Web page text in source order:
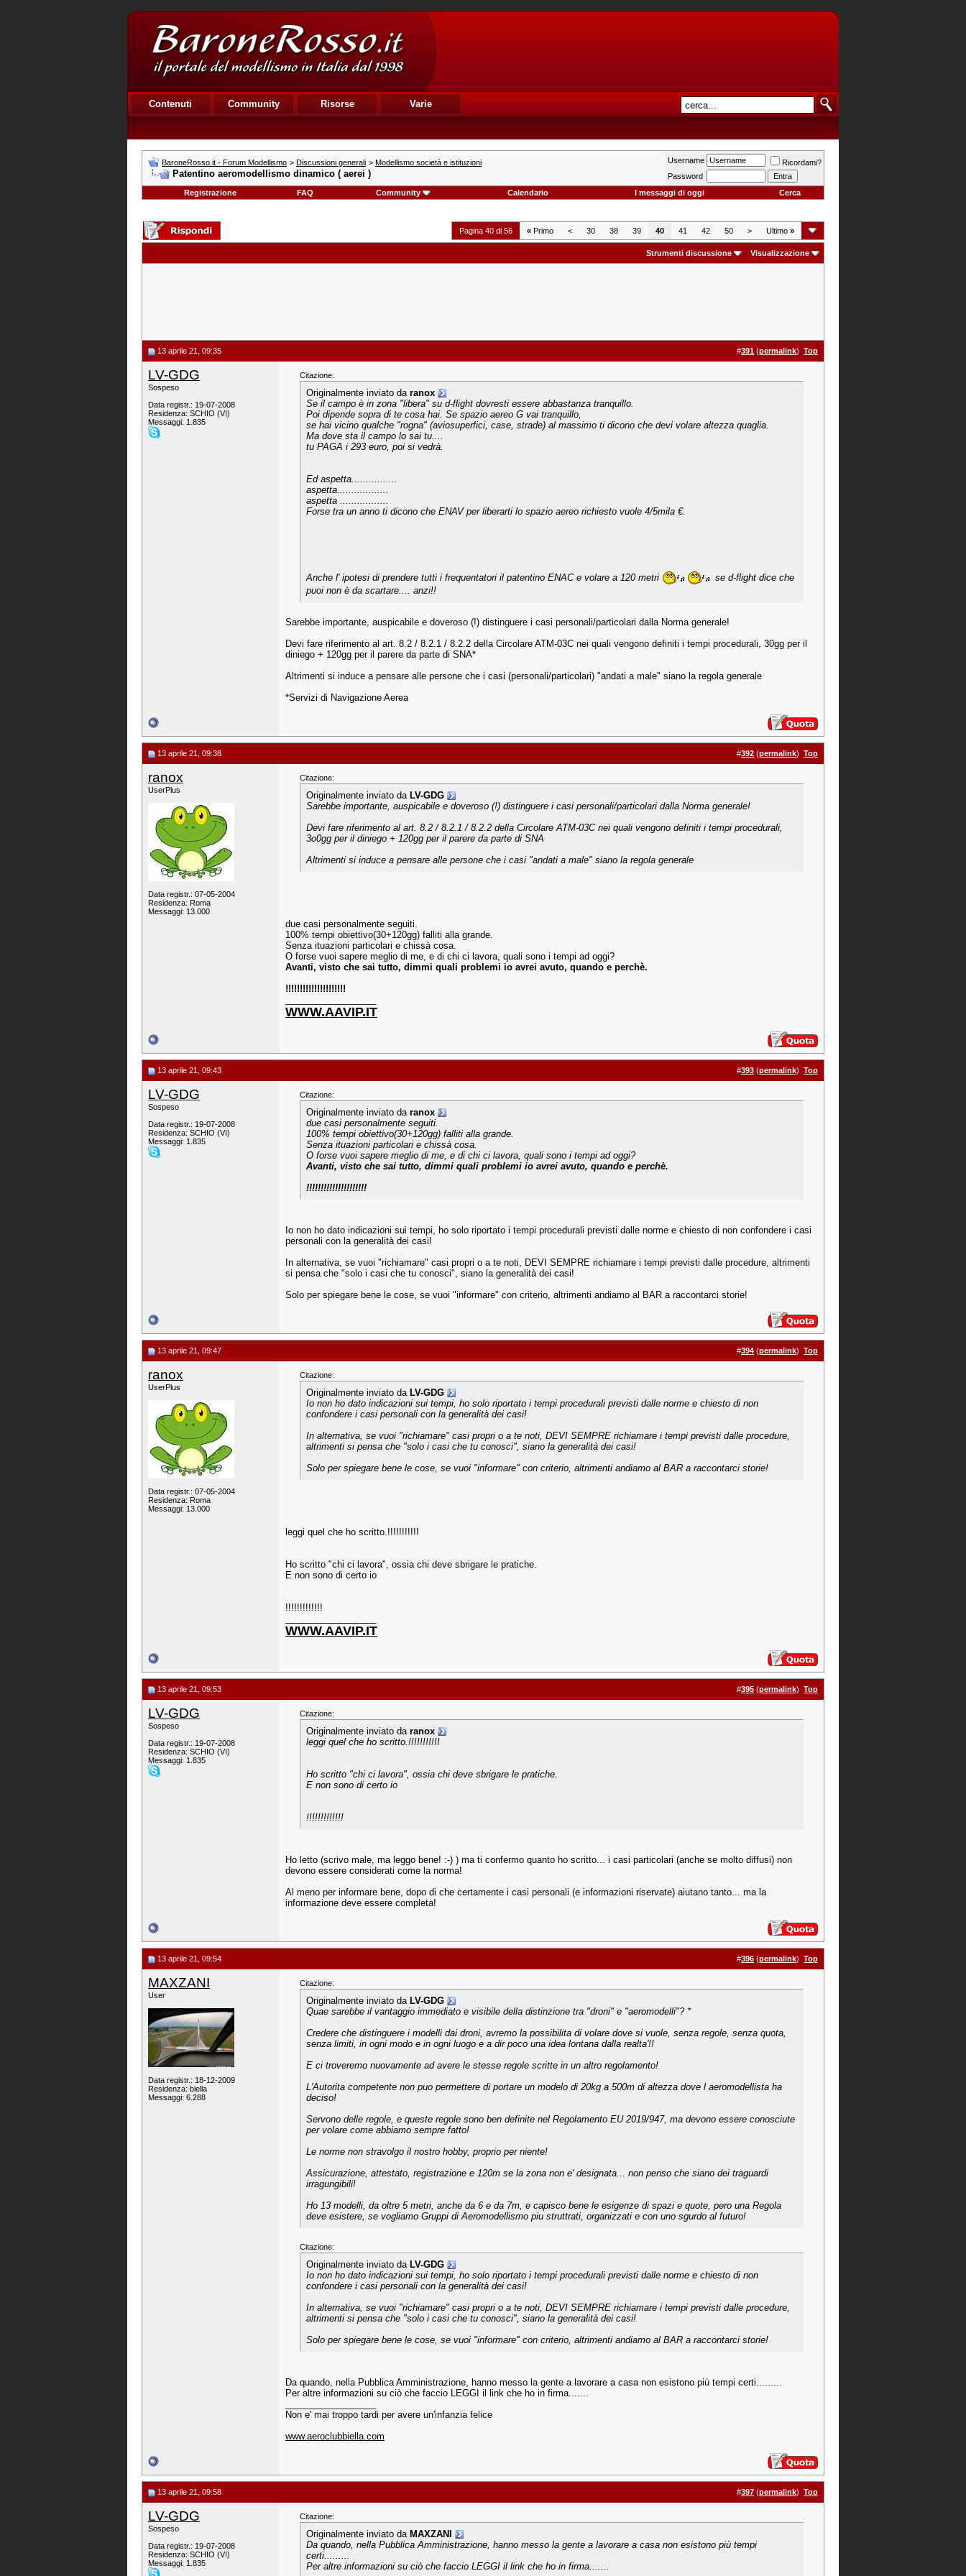
Contenuti Community Risorse Varie
BaroneRosso.it - Forum Modellismo > Discussioni generali > Modellismo società e istituzioni
Patentino aeromodellismo dinamico ( aerei )
Username
Ricordami?
Password
Registrazione
FAQ Community Calendario I messaggi di oggi Cerca
Pagina 40 di 56 « Primo < 30 38 39 40 41 42 50 > Ultimo »
Strumenti discussione Visualizzazione
13 aprile 21, 09:35 #391 (permalink) Top
LV-GDG
Sospeso
Data registr.: 19-07-2008
Residenza: SCHIO (VI)
Messaggi: 1.835
Citazione:
Originalmente inviato da ranox
Se il campo è in zona "libera" su d-flight dovresti essere abbastanza tranquillo.
Poi dipende sopra di te cosa hai. Se spazio aereo G vai tranquillo,
se hai vicino qualche "rogna" (aviosuperfici, case, strade) al massimo ti dicono che devi volare altezza quaglia.
Ma dove sta il campo lo sai tu....
tu PAGA i 293 euro, poi si vedrà.
Ed aspetta................
aspetta..................
aspetta .................
Forse tra un anno ti dicono che ENAV per liberarti lo spazio aereo richiesto vuole 4/5mila €.
Anche l' ipotesi di prendere tutti i frequentatori il patentino ENAC e volare a 120 metri
se d-flight dice che
puoi non è da scartare.... anzi!!
Sarebbe importante, auspicabile e doveroso (!) distinguere i casi personali/particolari dalla Norma generale!
Devi fare riferimento al art. 8.2 / 8.2.1 / 8.2.2 della Circolare ATM-03C nei quali vengono definiti i tempi procedurali, 30gg per il
diniego + 120gg per il parere da parte di SNA*
Altrimenti si induce a pensare alle persone che i casi (personali/particolari) "andati a male" siano la regola generale
*Servizi di Navigazione Aerea
13 aprile 21, 09:38 #392 (permalink) Top
ranox
UserPlus
Data registr.: 07-05-2004
Residenza: Roma
Messaggi: 13.000
Citazione:
Originalmente inviato da LV-GDG
Sarebbe importante, auspicabile e doveroso (!) distinguere i casi personali/particolari dalla Norma generale!
Devi fare riferimento al art. 8.2 / 8.2.1 / 8.2.2 della Circolare ATM-03C nei quali vengono definiti i tempi procedurali,
3o0gg per il diniego + 120gg per il parere da parte di SNA
Altrimenti si induce a pensare alle persone che i casi "andati a male" siano la regola generale
due casi personalmente seguiti.
100% tempi obiettivo(30+120gg) falliti alla grande.
Senza ituazioni particolari e chissà cosa.
O forse vuoi sapere meglio di me, e di chi ci lavora, quali sono i tempi ad oggi?
Avanti, visto che sai tutto, dimmi quali problemi io avrei avuto, quando e perchè.
!!!!!!!!!!!!!!!!!!!!!
WWW.AAVIP.IT
13 aprile 21, 09:43 #393 (permalink) Top
LV-GDG
Sospeso
Data registr.: 19-07-2008
Residenza: SCHIO (VI)
Messaggi: 1.835
Citazione:
Originalmente inviato da ranox
due casi personalmente seguiti.
100% tempi obiettivo(30+120gg) falliti alla grande.
Senza ituazioni particolari e chissà cosa.
O forse vuoi sapere meglio di me, e di chi ci lavora, quali sono i tempi ad oggi?
Avanti, visto che sai tutto, dimmi quali problemi io avrei avuto, quando e perchè.
!!!!!!!!!!!!!!!!!!!!!
Io non ho dato indicazioni sui tempi, ho solo riportato i tempi procedurali previsti dalle norme e chiesto di non confondere i casi
personali con la generalità dei casi!
In alternativa, se vuoi "richiamare" casi propri o a te noti, DEVI SEMPRE richiamare i tempi previsti dalle procedure, altrimenti
si pensa che "solo i casi che tu conosci", siano la generalità dei casi!
Solo per spiegare bene le cose, se vuoi "informare" con criterio, altrimenti andiamo al BAR a raccontarci storie!
13 aprile 21, 09:47 #394 (permalink) Top
ranox
UserPlus
Data registr.: 07-05-2004
Residenza: Roma
Messaggi: 13.000
Citazione:
Originalmente inviato da LV-GDG
Io non ho dato indicazioni sui tempi, ho solo riportato i tempi procedurali previsti dalle norme e chiesto di non
confondere i casi personali con la generalità dei casi!
In alternativa, se vuoi "richiamare" casi propri o a te noti, DEVI SEMPRE richiamare i tempi previsti dalle procedure,
altrimenti si pensa che "solo i casi che tu conosci", siano la generalità dei casi!
Solo per spiegare bene le cose, se vuoi "informare" con criterio, altrimenti andiamo al BAR a raccontarci storie!
leggi quel che ho scritto.!!!!!!!!!!!
Ho scritto "chi ci lavora", ossia chi deve sbrigare le pratiche.
E non sono di certo io
!!!!!!!!!!!!!
WWW.AAVIP.IT
13 aprile 21, 09:53 #395 (permalink) Top
LV-GDG
Sospeso
Data registr.: 19-07-2008
Residenza: SCHIO (VI)
Messaggi: 1.835
Citazione:
Originalmente inviato da ranox
leggi quel che ho scritto.!!!!!!!!!!!
Ho scritto "chi ci lavora", ossia chi deve sbrigare le pratiche.
E non sono di certo io
!!!!!!!!!!!!!
Ho letto (scrivo male, ma leggo bene! :-) ) ma ti confermo quanto ho scritto... i casi particolari (anche se molto diffusi) non
devono essere considerati come la norma!
Al meno per informare bene, dopo di che certamente i casi personali (e informazioni riservate) aiutano tanto... ma la
informazione deve essere completa!
13 aprile 21, 09:54 #396 (permalink) Top
MAXZANI
User
Data registr.: 18-12-2009
Residenza: biella
Messaggi: 6.288
Citazione:
Originalmente inviato da LV-GDG
Quae sarebbe il vantaggio immediato e visibile della distinzione tra "droni" e "aeromodelli"? *
Credere che distinguere i modelli dai droni, avremo la possibilita di volare dove si vuole, senza regole, senza quota,
senza limiti, in ogni modo e in ogni luogo e a dir poco una idea lontana dalla realta'!!
E ci troveremo nuovamente ad avere le stesse regole scritte in un altro regolamento!
L'Autorita competente non puo permettere di portare un modelo di 20kg a 500m di altezza dove l aeromodellista ha
deciso!
Servono delle regole, e queste regole sono ben definite nel Regolamento EU 2019/947, ma devono essere conosciute
per volare come abbiamo sempre fatto!
Le norme non stravolgo il nostro hobby, proprio per niente!
Assicurazione, attestato, registrazione e 120m se la zona non e' designata... non penso che siano dei traguardi
irragungibili!
Ho 13 modelli, da oltre 5 metri, anche da 6 e da 7m, e capisco bene le esigenze di spazi e quote, pero una Regola
deve esistere, se vogliamo Gruppi di Aeromodellismo piu struttrati, organizzati e con uno sgurdo al futuro!
Citazione:
Originalmente inviato da LV-GDG
Io non ho dato indicazioni sui tempi, ho solo riportato i tempi procedurali previsti dalle norme e chiesto di non
confondere i casi personali con la generalità dei casi!
In alternativa, se vuoi "richiamare" casi propri o a te noti, DEVI SEMPRE richiamare i tempi previsti dalle procedure,
altrimenti si pensa che "solo i casi che tu conosci", siano la generalità dei casi!
Solo per spiegare bene le cose, se vuoi "informare" con criterio, altrimenti andiamo al BAR a raccontarci storie!
Da quando, nella Pubblica Amministrazione, hanno messo la gente a lavorare a casa non esistono più tempi certi.........
Per altre informazioni su ciò che faccio LEGGI il link che ho in firma.......
Non e' mai troppo tardi per avere un'infanzia felice
www.aeroclubbiella.com
13 aprile 21, 09:58 #397 (permalink) Top
LV-GDG
Sospeso
Data registr.: 19-07-2008
Residenza: SCHIO (VI)
Messaggi: 1.835
Citazione:
Originalmente inviato da MAXZANI
Da quando, nella Pubblica Amministrazione, hanno messo la gente a lavorare a casa non esistono più tempi
certi.........
Per altre informazioni su ciò che faccio LEGGI il link che ho in firma.......